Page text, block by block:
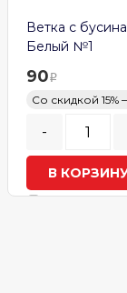
Ветка с
Белый №1
90
Со скидкой 15%
-
В